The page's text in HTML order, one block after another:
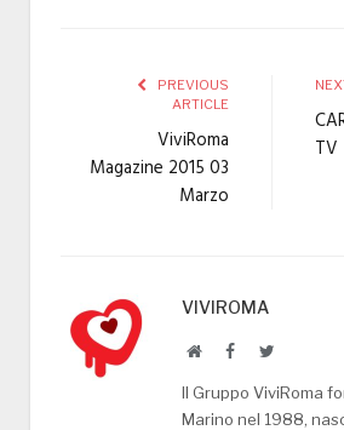
PREVIOUS
ARTICLE
ViviRoma
Magazine 2015 03
Marzo
TV
VIVIROMA
WebsiteFacebookTwitter
Il Gruppo ViviRoma
Marino nel 1988,